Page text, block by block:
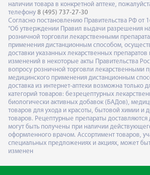
наличии товара в конкретной аптеке,
телефону 8 (495) 737-27-30
Согласно постановлению Правительства РФ от
"Об утверждении Правил выдачи разрешения
розничной торговли лекарственными
применения дистанционным способом,
доставки указанных лекарственных
изменений в некоторые акты Правительства
вопросу розничной торговли лекарственными
медицинского применения дистанционным
доставка из интернет-аптеки возможна только
категорий товаров: безрецептурных
биологически активных добавок (БАДов),
товаров для ухода и красоты, бытовой химии и
товаров. Рецептурные препараты
могут быть получены при наличии
оформленного врачом. Ассортимент товаров,
специальных предложениях и акциях, может
изменен